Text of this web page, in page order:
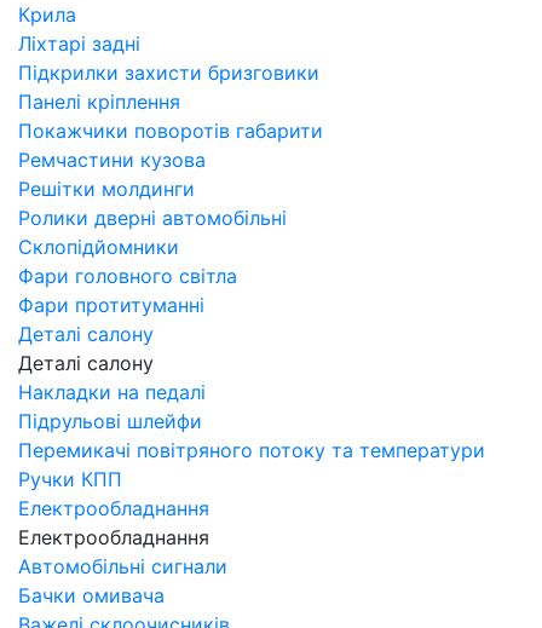
Крила
Ліхтарі задні
Підкрилки захисти бризговики
Панелі кріплення
Покажчики поворотів габарити
Ремчастини кузова
Решітки молдинги
Ролики дверні автомобільні
Склопідйомники
Фари головного світла
Фари протитуманні
Деталі салону
Деталі салону
Накладки на педалі
Підрульові шлейфи
Перемикачі повітряного потоку та температури
Ручки КПП
Електрообладнання
Електрообладнання
Автомобільні сигнали
Бачки омивача